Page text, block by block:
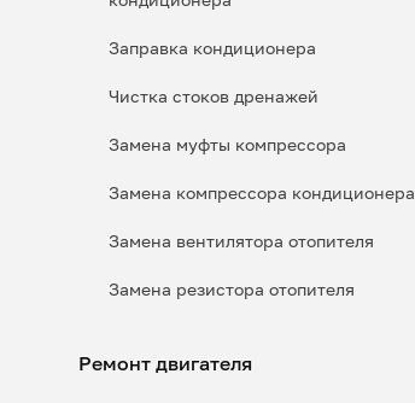
Заправка кондиционера
Чистка стоков дренажей
Замена муфты компрессора
Замена компрессора кондиционера
Замена вентилятора отопителя
Замена резистора отопителя
Ремонт двигателя